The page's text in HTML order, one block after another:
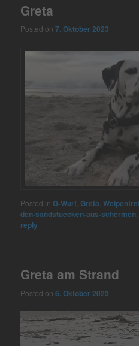
Greta
Posted on7. Oktober 2023
Posted in G-Wurf ,Greta ,
den-sandstuecken-aus-schermen
reply
Greta am Strand
Posted on6. Oktober 2023